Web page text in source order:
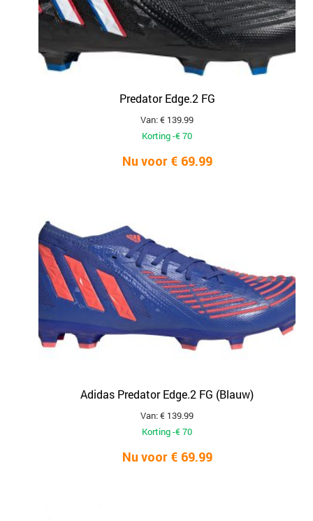
Predator Edge.2 FG
Van: € 139.99
Korting -€ 70
Nu voor € 69.99
Adidas Predator Edge.2 FG (Blauw)
Van: € 139.99
Korting -€ 70
Nu voor € 69.99